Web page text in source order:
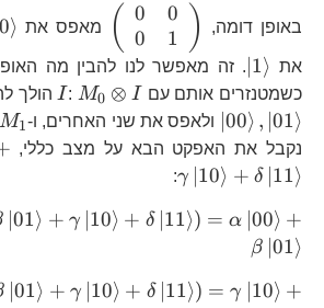
באופן דומה,
\left(\begin{array}
{cc} 0 & 0\\ 0 & 1
\end{array}\right)
(
0
0
0
1
) מאפס את 0⟩
את 1⟩
. זה מאפשר לנו להבין מה
כשמטנזרים אותם עם
I
I : M_{0}\otimes
I
M0 ⊗ I הולך
00⟩ , ∣01⟩ ולאפס את שני האחרים, ו-
M_{1}
M1
נקבל את האפקט הבא על מצב כללי,
γ 10⟩ + δ 11⟩
:
∣01⟩ + γ 10⟩ + δ 11⟩) = α 00⟩ +
β 01⟩
∣01⟩ + γ 10⟩ + δ 11⟩) = γ 10⟩ +